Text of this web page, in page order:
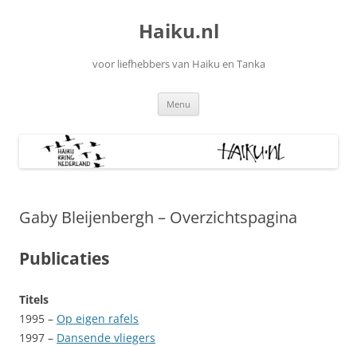
Haiku.nl
voor liefhebbers van Haiku en Tanka
Menu
Gaby Bleijenbergh – Overzichtspagina
Publicaties
Titels
1995 – Op eigen rafels
1997 – Dansende vliegers